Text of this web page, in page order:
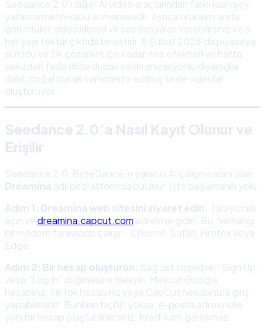
Seedance 2.0’ı diğer AI video araçlarından farklı kılan şey,
yalnızca metin kabul etmemesidir. Ayrıca ona aynı anda
görüntüler, video klipleri ve ses dosyaları verebilirsiniz ve o
her şeyi tek bir çıktıda birleştirir. 8 Şubat 2026’da piyasaya
sürüldü ve 2K çözünürlüğe kadar, ses efektleri ve hatta
sekizden fazla dilde dudak senkronizasyonlu diyaloglar
dahil, doğal olarak senkronize edilmiş sesle videolar
oluşturuyor.
Seedance 2.0’a Nasıl Kayıt Olunur ve
Erişilir
Seedance 2.0, ByteDance’in yaratıcı AI çalışma alanı olan
Dreamina adlı bir platformda bulunur. İşte başlamanın yolu:
Adım 1: Dreamina web sitesini ziyaret edin. Tarayıcınızı
açın vedreamina.capcut.com adresine gidin. Bu, herhangi
bir modern tarayıcıda çalışır – Chrome, Safari, Firefox veya
Edge.
Adım 2: Bir hesap oluşturun. Sağ üst köşedeki “Sign Up”
veya “Log In” düğmesine tıklayın. Mevcut Google
hesabınız, TikTok hesabınız veya CapCut hesabınızla giriş
yapabilirsiniz. Bunların hiçbiri yoksa, e-posta adresinizle
yeni bir hesap oluşturabilirsiniz. Kredi kartı gerekmez.